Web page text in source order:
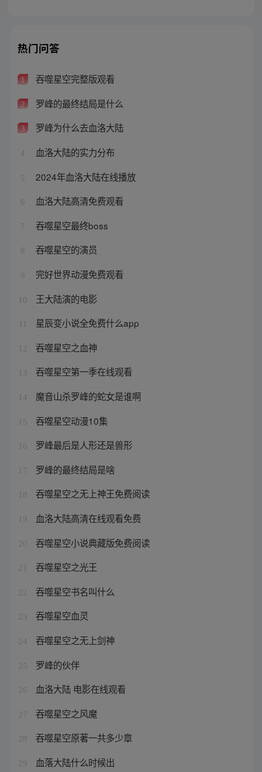
热门问答
1 吞噬星空完整版观看
2 罗峰的最终结局是什么
3 罗峰为什么去血洛大陆
4 血洛大陆的实力分布
5 2024年血洛大陆在线播放
6 血洛大陆高清免费观看
7 吞噬星空最终boss
8 吞噬星空的演员
9 完好世界动漫免费观看
10 王大陆演的电影
星辰变小说全免费什么app
12 吞噬星空之血神
13 吞噬星空第一季在线观看
14 魔音山杀罗峰的蛇女是谁啊
15 吞噬星空动漫10集
16 罗峰最后是人形还是兽形
17 罗峰的最终结局是啥
18 吞噬星空之无上神王免费阅读
19 血洛大陆高清在线观看免费
20 吞噬星空小说典藏版免费阅读
21 吞噬星空之光王
22 吞噬星空书名叫什么
23 吞噬星空血灵
24 吞噬星空之无上剑神
25 罗峰的伙伴
26 血洛大陆 电影在线观看
27 吞噬星空之风魔
28 吞噬星空原著一共多少章
29 血落大陆什么时候出